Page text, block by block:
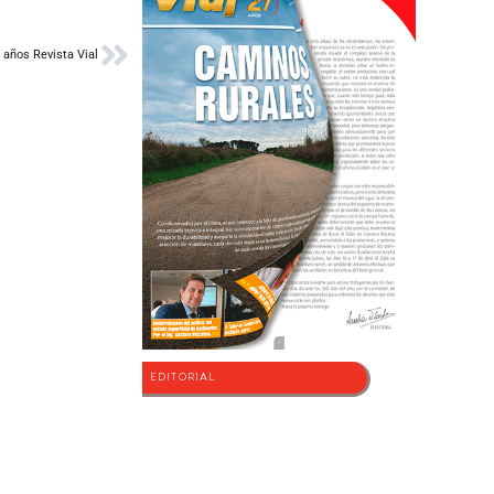
EDITORIAL
años Revista Vial Siguiente